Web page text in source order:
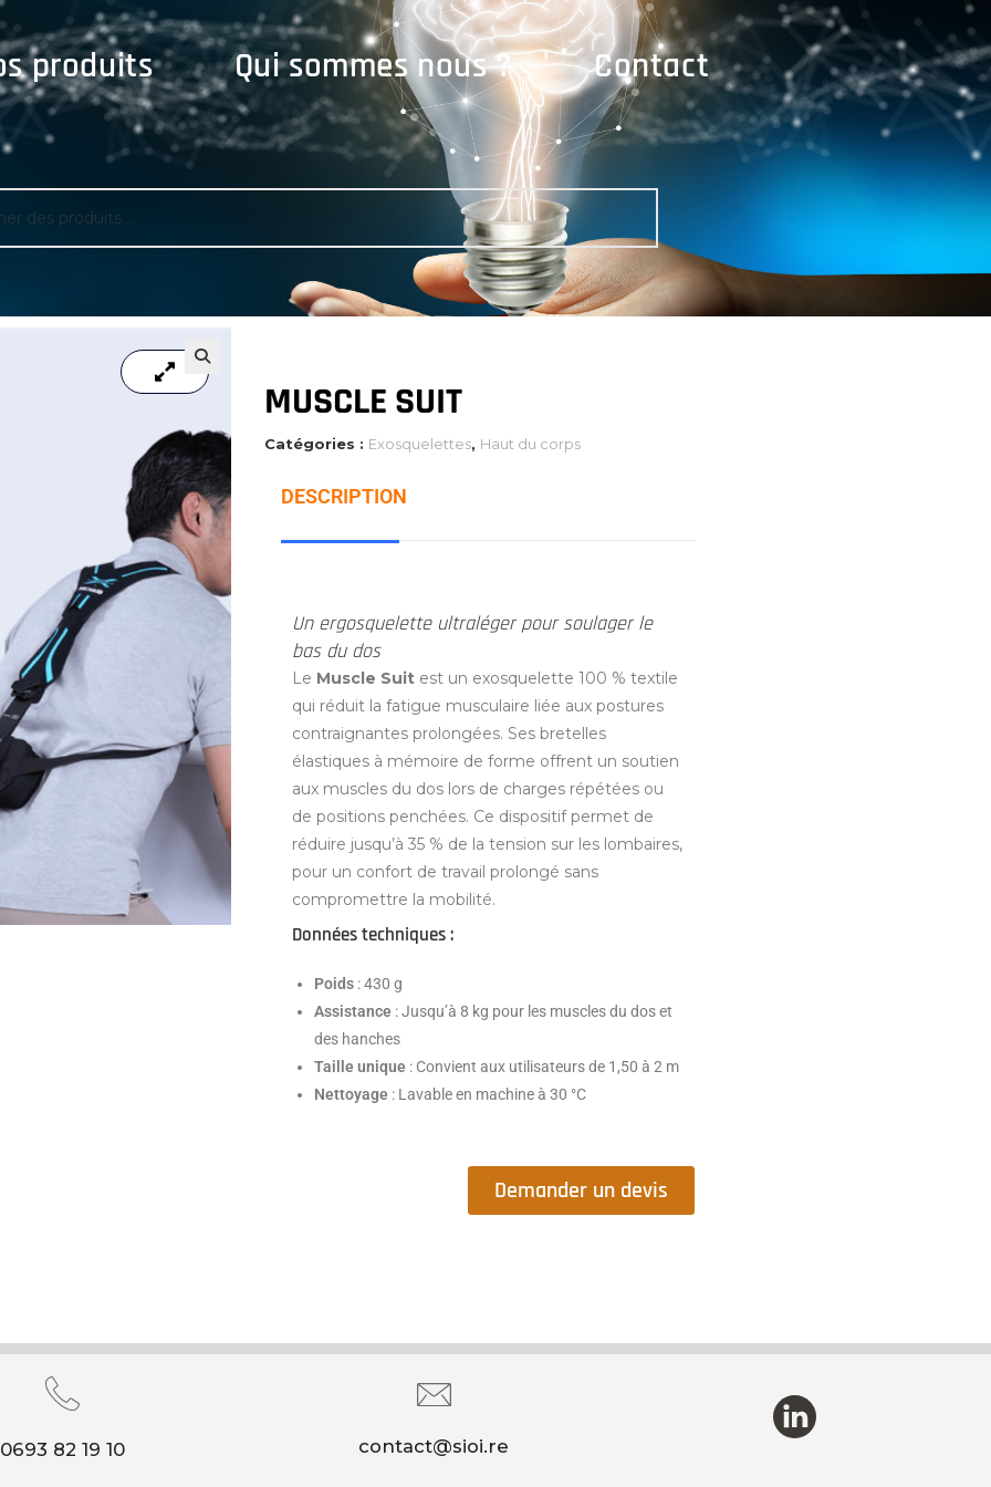
produits Qui sommes nous ? Contact
🔍
🔍 MUSCLE SUIT
Catégories : Exosquelettes, Haut du corps
DESCRIPTION
Un ergosquelette ultraléger pour soulager le
bas du dos
Le Muscle Suit est un exosquelette 100 % textile
qui réduit la fatigue musculaire liée aux postures
contraignantes prolongées. Ses bretelles
élastiques à mémoire de forme offrent un soutien
aux muscles du dos lors de charges répétées ou
de positions penchées. Ce dispositif permet de
réduire jusqu’à 35 % de la tension sur les lombaires,
pour un confort de travail prolongé sans
compromettre la mobilité.
Données techniques :
Poids : 430 g
Assistance : Jusqu’à 8 kg pour les muscles du dos et
des hanches
Taille unique : Convient aux utilisateurs de 1,50 à 2 m
Nettoyage : Lavable en machine à 30 °C
Demander un devis
0693 82 19 10 contact@sioi.re